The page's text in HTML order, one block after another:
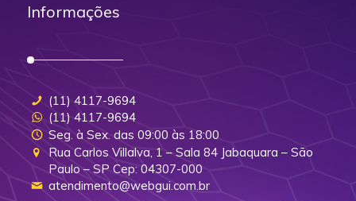
Informações
(11) 4117-9694
(11) 4117-9694
Seg. à Sex. das 09:00 às 18:00
Rua Carlos Villalva, 1 – Sala 84 Jabaquara – São
Paulo – SP Cep: 04307-000
atendimento@webgui.com.br